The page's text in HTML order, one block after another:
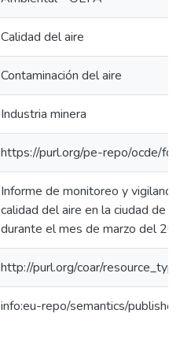
Calidad del aire
Contaminación del aire
Industria minera
https://purl.org/pe-repo/ocde/
Informe de monitoreo y
calidad del aire en la ciudad de
durante el mes de marzo del
http://purl.org/coar/
info:eu-repo/semantics/